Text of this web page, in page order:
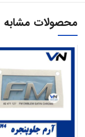
محصولات مشابه